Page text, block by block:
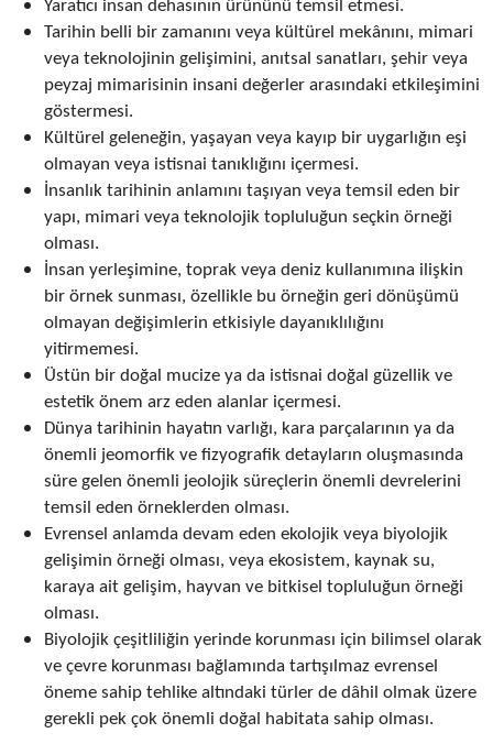
Yaratıcı insan dehasının ürününü temsil etmesi.
Tarihin belli bir zamanını veya kültürel mekânını, mimari
veya teknolojinin gelişimini, anıtsal sanatları, şehir veya
peyzaj mimarisinin insani değerler arasındaki etkileşimini
göstermesi.
Kültürel geleneğin, yaşayan veya kayıp bir uygarlığın eşi
olmayan veya istisnai tanıklığını içermesi.
İnsanlık tarihinin anlamını taşıyan veya temsil eden bir
yapı, mimari veya teknolojik topluluğun seçkin örneği
olması.
İnsan yerleşimine, toprak veya deniz kullanımına ilişkin
bir örnek sunması, özellikle bu örneğin geri dönüşümü
olmayan değişimlerin etkisiyle dayanıklılığını
yitirmemesi.
Üstün bir doğal mucize ya da istisnai doğal güzellik ve
estetik önem arz eden alanlar içermesi.
Dünya tarihinin hayatın varlığı, kara parçalarının ya da
önemli jeomorfik ve fizyografik detayların oluşmasında
süre gelen önemli jeolojik süreçlerin önemli devrelerini
temsil eden örneklerden olması.
Evrensel anlamda devam eden ekolojik veya biyolojik
gelişimin örneği olması, veya ekosistem, kaynak su,
karaya ait gelişim, hayvan ve bitkisel topluluğun örneği
olması.
Biyolojik çeşitliliğin yerinde korunması için bilimsel olarak
ve çevre korunması bağlamında tartışılmaz evrensel
öneme sahip tehlike altındaki türler de dâhil olmak üzere
gerekli pek çok önemli doğal habitata sahip olması.